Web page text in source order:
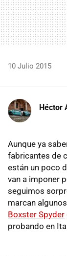
10 Julio 2015
Héctor
Aunque ya
fabricantes de
están un poco
van a imponer
seguimos
marcan
Boxster Spyder
probando en